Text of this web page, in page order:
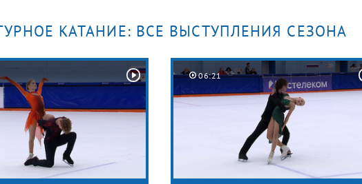
КАТАНИЕ: ВСЕ ВЫСТУПЛЕНИЯ СЕЗОНА
06:21